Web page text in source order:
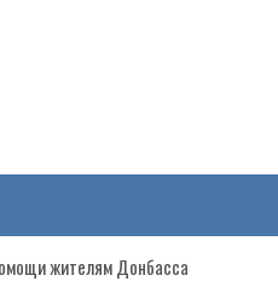
жителям Донбасса